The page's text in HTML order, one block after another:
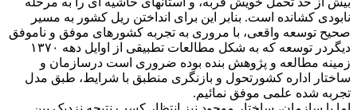
نابودی کشانده است. بنابر این برای انداختن ریل کشور به مسیر
صحیح توسعه واقعی، با مروری به تجربه کشورهای موفق و ناموفق
دیگردر توسعه که به شکل مطالعات تطبیقی از اوایل دهه ۱۳۷۰
زمینه مطالعه و پژوهش بنده بوده ضروری است درسازمان و
ساختار اداره کشورتحول و بازنگری منطبق با شرایط، طبق مدل
تجربه شده علمی موفق نمائیم.